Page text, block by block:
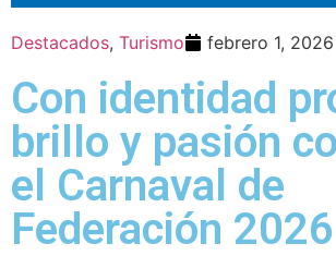
Destacados, Turismo febrero 1, 2026
Con identidad
brillo y pasión
el Carnaval de
Federación 2026